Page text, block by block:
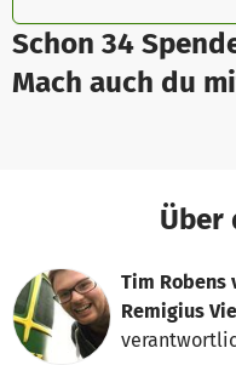
Schon 34
Mach auch du
Über
Tim Robens
Remigius